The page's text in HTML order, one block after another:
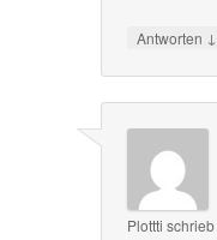
Antworten ↓
Plottti schrieb